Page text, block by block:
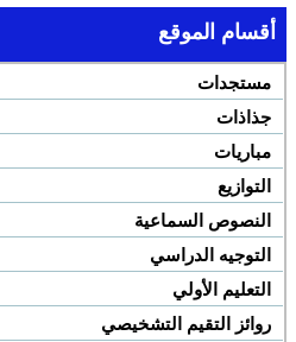
أقسام الموقع
مستجدات
جذاذات
مباريات
التوازيع
النصوص السماعية
التوجيه الدراسي
التعليم الأولي
روائز التقيم التشخيصي